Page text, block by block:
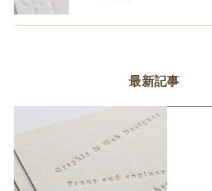
最新記事